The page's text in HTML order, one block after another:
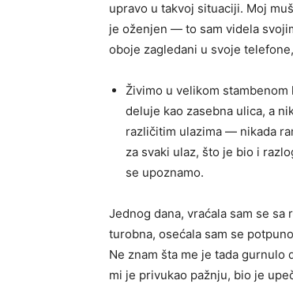
upravo u takvoj situaciji. Moj
je oženjen — to sam videla
oboje zagledani u svoje
Živimo u velikom
deluje kao zasebna ulica, a
različitim ulazima — nikada
za svaki ulaz, što je bio i
se upoznamo.
Jednog dana, vraćala sam se sa
turobna, osećala sam se
Ne znam šta me je tada gurnulo
mi je privukao pažnju, bio je